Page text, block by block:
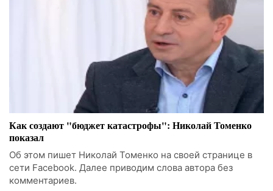
Как создают "бюджет катастрофы": Николай Томенко
показал
Об этом пишет Николай Томенко на своей странице в
сети Facebook. Далее приводим слова автора без
комментариев.